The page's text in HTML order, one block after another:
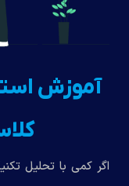
اگر کمی با تحلیل